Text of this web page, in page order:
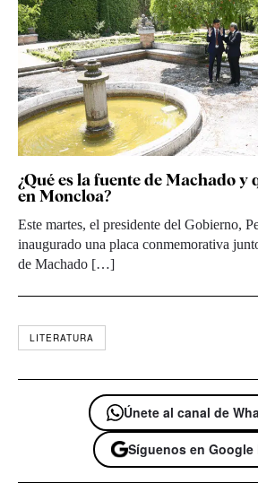
¿Qué es la fuente de Machado y
en Moncloa?
Este martes, el presidente del Gobierno,
inaugurado una placa conmemorativa
de Machado […]
LITERATURA
Únete al canal de
Síguenos en Google